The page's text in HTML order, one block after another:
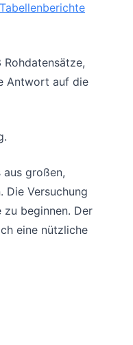
Antwort auf die
großen,
Versuchung
beginnen. Der
eine nützliche